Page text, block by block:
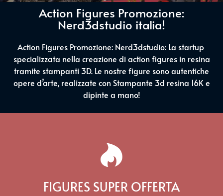
Action Figures Promozione:
Nerd3dstudio italia!
Action Figures Promozione: Nerd3dstudio: La startup
specializzata nella creazione di action figures in resina
tramite stampanti 3D. Le nostre figure sono autentiche
opere d’arte, realizzate con Stampante 3d resina 16K e
dipinte a mano!
FIGURES SUPER OFFERTA